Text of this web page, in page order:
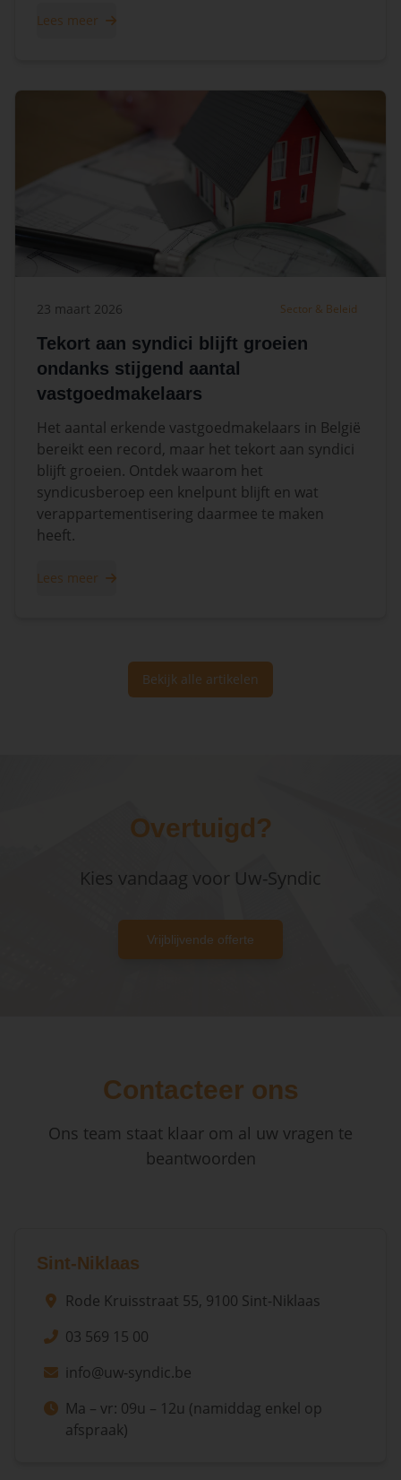
Lees meer
23 maart 2026 Sector & Beleid
Tekort aan syndici blijft groeien
ondanks stijgend aantal
vastgoedmakelaars
Het aantal erkende vastgoedmakelaars in België
bereikt een record, maar het tekort aan syndici
blijft groeien. Ontdek waarom het
syndicusberoep een knelpunt blijft en wat
verappartementisering daarmee te maken
heeft.
Lees meer
Bekijk alle artikelen
Overtuigd?
Kies vandaag voor Uw-Syndic
Vrijblijvende offerte
Contacteer ons
Ons team staat klaar om al uw vragen te
beantwoorden
Sint-Niklaas
Rode Kruisstraat 55, 9100 Sint-Niklaas
03 569 15 00
info@uw-syndic.be
Ma – vr: 09u – 12u (namiddag enkel op
afspraak)